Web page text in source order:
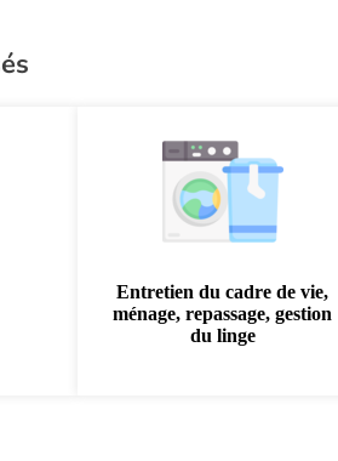
Entretien du cadre de vie,
ménage, repassage, gestion
du linge